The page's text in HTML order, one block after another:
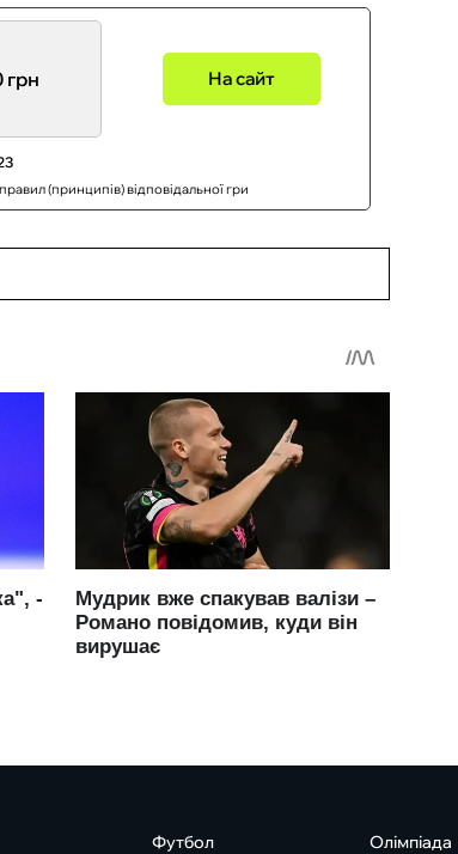
грн На сайт
(принципів) відповідальної гри
Футбол Олімпіада